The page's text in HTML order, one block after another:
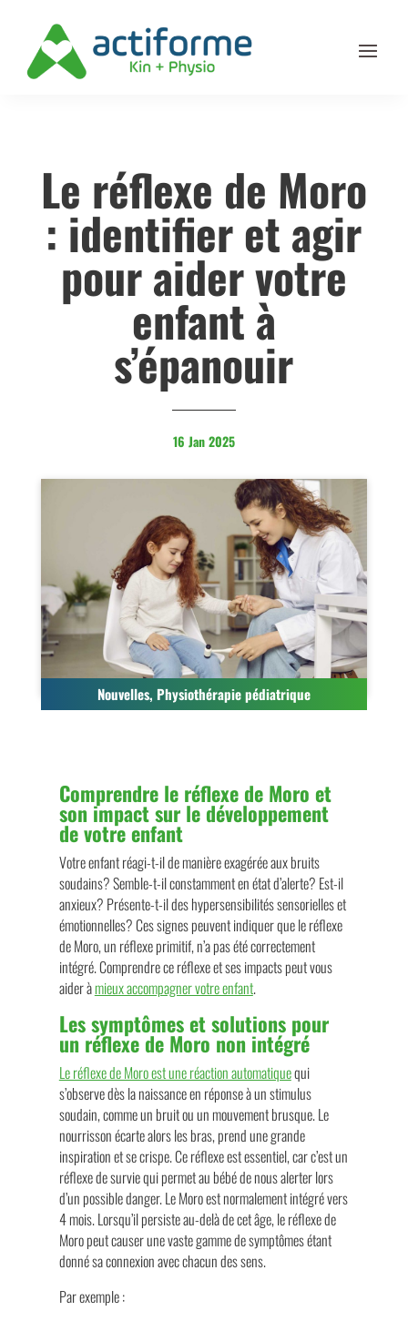
Le réflexe de Moro
: identifier et agir
pour aider votre
enfant à
s’épanouir
16 Jan 2025
Nouvelles, Physiothérapie pédiatrique
Comprendre le réflexe de Moro et
son impact sur le développement
de votre enfant
Votre enfant réagi-t-il de manière exagérée aux bruits
soudains? Semble-t-il constamment en état d’alerte? Est-il
anxieux? Présente-t-il des hypersensibilités sensorielles et
émotionnelles? Ces signes peuvent indiquer que le réflexe
de Moro, un réflexe primitif, n’a pas été correctement
intégré. Comprendre ce réflexe et ses impacts peut vous
aider àmieux accompagner votre enfant.
Les symptômes et solutions pour
un réflexe de Moro non intégré
Le réflexe de Moro est une réaction automatiquequi
s’observe dès la naissance en réponse à un stimulus
soudain, comme un bruit ou un mouvement brusque. Le
nourrisson écarte alors les bras, prend une grande
inspiration et se crispe. Ce réflexe est essentiel, car c’est un
réflexe de survie qui permet au bébé de nous alerter lors
d’un possible danger. Le Moro est normalement intégré vers
4 mois. Lorsqu’il persiste au-delà de cet âge, le réflexe de
Moro peut causer une vaste gamme de symptômes étant
donné sa connexion avec chacun des sens.
Par exemple :